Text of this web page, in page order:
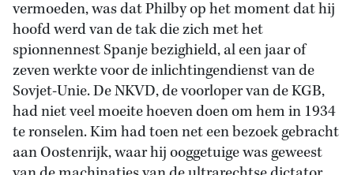
vermoeden, was dat Philby op het moment dat hij
hoofd werd van de tak die zich met het
spionnennest Spanje bezighield, al een jaar of
zeven werkte voor de inlichtingendienst van de
Sovjet-Unie. De NKVD, de voorloper van de KGB,
had niet veel moeite hoeven doen om hem in 1934
te ronselen. Kim had toen net een bezoek gebracht
aan Oostenrijk, waar hij ooggetuige was geweest